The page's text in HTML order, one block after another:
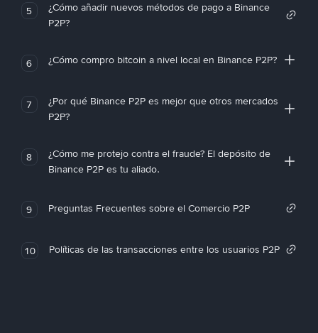
5
¿Cómo añadir nuevos métodos de pago a Binance
P2P?
6 ¿Cómo compro bitcoin a nivel local en Binance P2P?
7
¿Por qué Binance P2P es mejor que otros mercados
P2P?
8
¿Cómo me protejo contra el fraude? El depósito de
Binance P2P es tu aliado.
9 Preguntas Frecuentes sobre el Comercio P2P
10 Políticas de las transacciones entre los usuarios P2P